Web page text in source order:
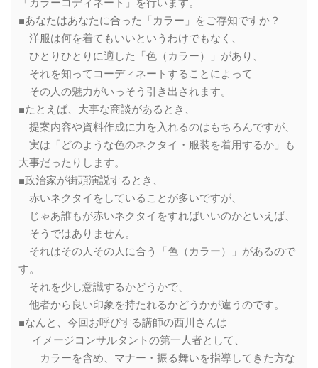
「カラーコディネート」を行います。
■あなたはあなたに合った「カラー」をご存知ですか？
洋服は何を着てもいいというわけでもなく、
ひとりひとりに適した「色（カラー）」があり、
それを知ってコーディネートすることによって
その人の魅力がいっそう引き出されます。
■たとえば、大事な商談があるとき、
提案内容や資料作成に力を入れるのはもちろんですが、
実は「どのような色のネクタイ・服装を着用するか」も
大事だったりします。
■政治家が街頭演説するとき、
赤いネクタイをしていることが多いですが、
じゃあ誰もが赤いネクタイをすればいいのかといえば、
そうではありません。
それはその人その人に合う「色（カラー）」があるので
す。
それを少し意識するかどうかで、
他者から良い印象を持たれるかどうかが違うのです。
■なんと、今回お呼びする講師の西川さんは
イメージコンサルタントの第一人者として、
カラーを含め、マナー・振る舞いを指導してきた方な